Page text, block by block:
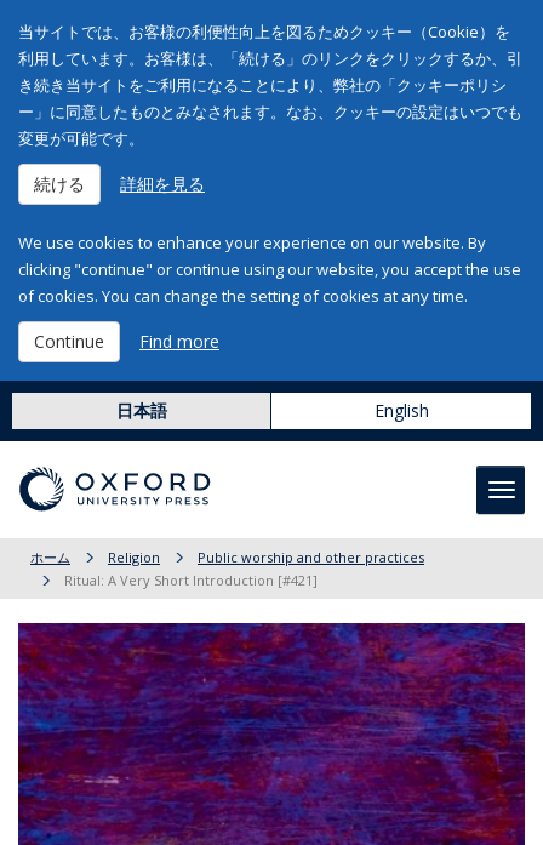
当サイトでは、お客様の利便性向上を図るためクッキー（Cookie）を
利用しています。お客様は、「続ける」のリンクをクリックするか、引
き続き当サイトをご利用になることにより、弊社の「クッキーポリシ
ー」に同意したものとみなされます。なお、クッキーの設定はいつでも
変更が可能です。
続ける 詳細を見る
We use cookies to enhance your experience on our website. By
clicking "continue" or continue using our website, you accept the use
of cookies. You can change the setting of cookies at any time.
Continue Find more
日本語 English
ホーム Religion
Public worship and other practices
Ritual: A Very Short Introduction [#421]